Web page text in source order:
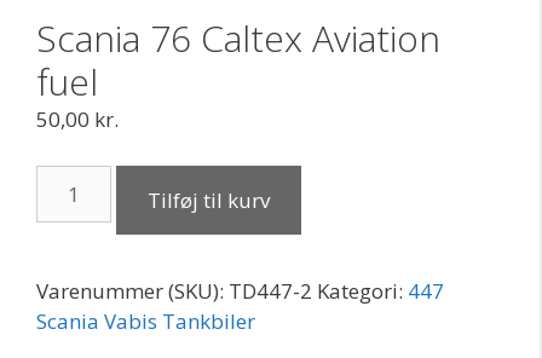
Scania 76 Caltex Aviation
fuel
50,00 kr.
fuel
antal
Tilføj til kurv
Varenummer (SKU): TD447-2 Kategori: 447
Scania Vabis Tankbiler